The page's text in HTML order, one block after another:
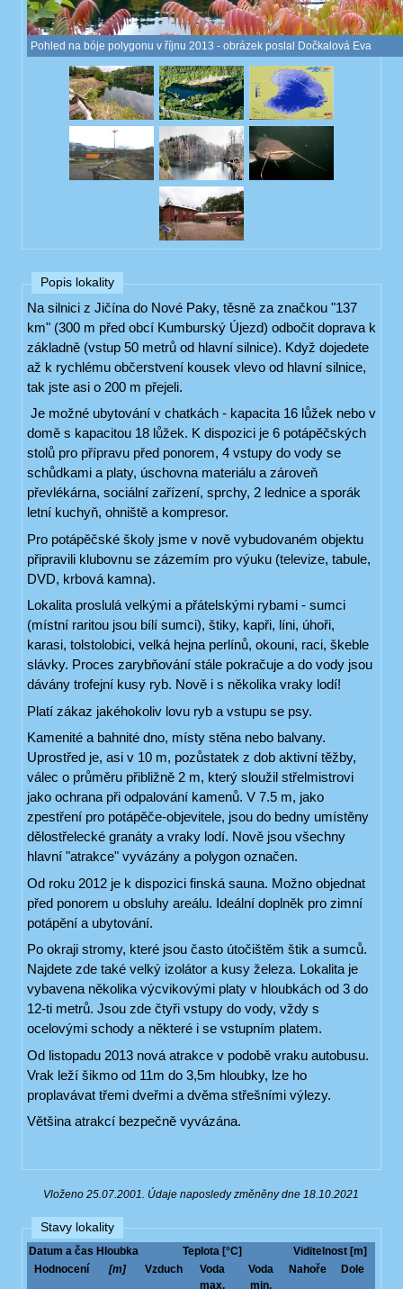
Pohled na bóje polygonu v říjnu 2013 - obrázek poslal Dočkalová Eva
Popis lokality
Na silnici z Jičína do Nové Paky, těsně za značkou "137
km" (300 m před obcí Kumburský Újezd) odbočit doprava k
základně (vstup 50 metrů od hlavní silnice). Když dojedete
až k rychlému občerstvení kousek vlevo od hlavní silnice,
tak jste asi o 200 m přejeli.
Je možné ubytování v chatkách - kapacita 16 lůžek nebo v
domě s kapacitou 18 lůžek. K dispozici je 6 potápěčských
stolů pro přípravu před ponorem, 4 vstupy do vody se
schůdkami a platy, úschovna materiálu a zároveň
převlékárna, sociální zařízení, sprchy, 2 lednice a sporák
letní kuchyň, ohniště a kompresor.
Pro potápěčské školy jsme v nově vybudovaném objektu
připravili klubovnu se zázemím pro výuku (televize, tabule,
DVD, krbová kamna).
Lokalita proslulá velkými a přátelskými rybami - sumci
(místní raritou jsou bílí sumci), štiky, kapři, líni, úhoři,
karasi, tolstolobici, velká hejna perlínů, okouni, raci, škeble
slávky. Proces zarybňování stále pokračuje a do vody jsou
dávány trofejní kusy ryb. Nově i s několika vraky lodí!
Platí zákaz jakéhokoliv lovu ryb a vstupu se psy.
Kamenité a bahnité dno, místy stěna nebo balvany.
Uprostřed je, asi v 10 m, pozůstatek z dob aktivní těžby,
válec o průměru přibližně 2 m, který sloužil střelmistrovi
jako ochrana při odpalování kamenů. V 7.5 m, jako
zpestření pro potápěče-objevitele, jsou do bedny umístěny
dělostřelecké granáty a vraky lodí. Nově jsou všechny
hlavní "atrakce" vyvázány a polygon označen.
Od roku 2012 je k dispozici finská sauna. Možno objednat
před ponorem u obsluhy areálu. Ideální doplněk pro zimní
potápění a ubytování.
Po okraji stromy, které jsou často útočištěm štik a sumců.
Najdete zde také velký izolátor a kusy železa. Lokalita je
vybavena několika výcvikovými platy v hloubkách od 3 do
12-ti metrů. Jsou zde čtyři vstupy do vody, vždy s
ocelovými schody a některé i se vstupním platem.
Od listopadu 2013 nová atrakce v podobě vraku autobusu.
Vrak leží šikmo od 11m do 3,5m hloubky, lze ho
proplavávat třemi dveřmi a dvěma střešními výlezy.
Většina atrakcí bezpečně vyvázána.
Vloženo 25.07.2001. Údaje naposledy změněny dne 18.10.2021
Stavy lokality
Datum a čas Hloubka Teplota [°C]
Viditelnost [m]
Hodnocení
[m] Vzduch
Voda
max.
Voda
min.
Nahoře Dole